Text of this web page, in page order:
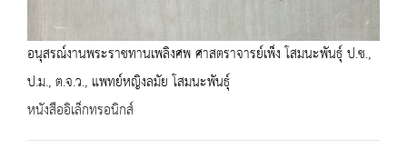
อนุสรณ์งานพระราชทานเพลิงศพ ศาสตราจารย์เพ็ง โสมนะพันธุ์ ป.ช.,
ป.ม., ต.จ.ว., แพทย์หญิงลมัย โสมนะพันธุ์
หนังสืออิเล็กทรอนิกส์